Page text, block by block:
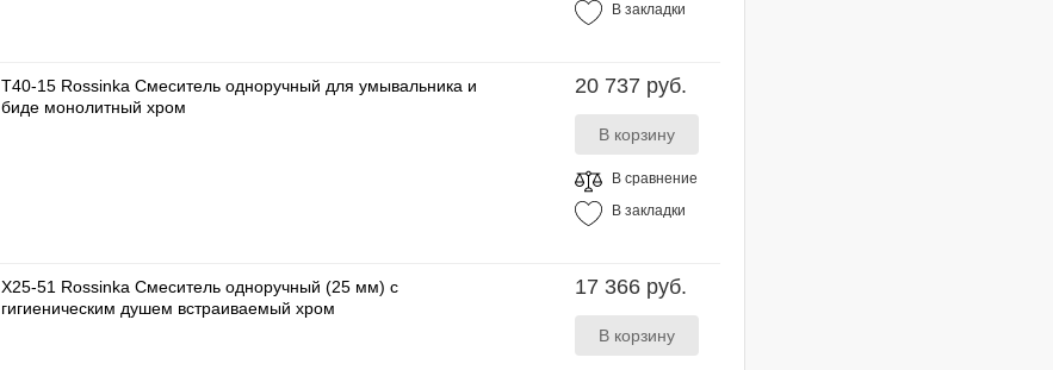
В закладки
T40-15 Rossinka Смеситель одноручный для умывальника и
биде монолитный хром
20 737 руб.
В сравнение
В закладки
X25-51 Rossinka Смеситель одноручный (25 мм) с
гигиеническим душем встраиваемый хром
17 366 руб.